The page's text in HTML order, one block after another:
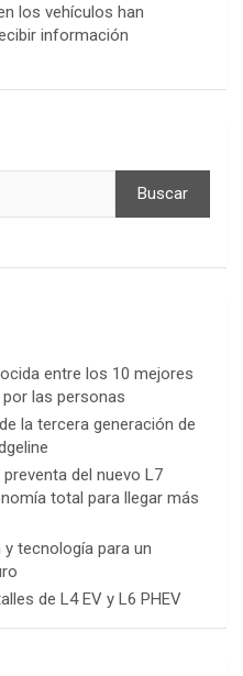
los vehículos han
información
Buscar
entre los 10 mejores
las personas
la tercera generación de
del nuevo L7
total para llegar más
tecnología para un
de L4 EV y L6 PHEV